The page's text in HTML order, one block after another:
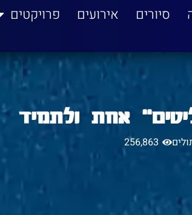
סיורים אירועים פרויקטים
אחת ולתמיד
256,863